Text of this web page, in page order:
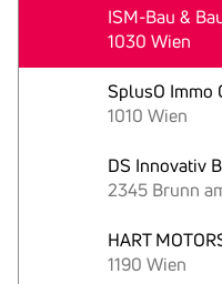
ISM-Bau &
1030 Wien
SplusO Immo
1010 Wien
DS Innovativ
2345 Brunn
HART
1190 Wien